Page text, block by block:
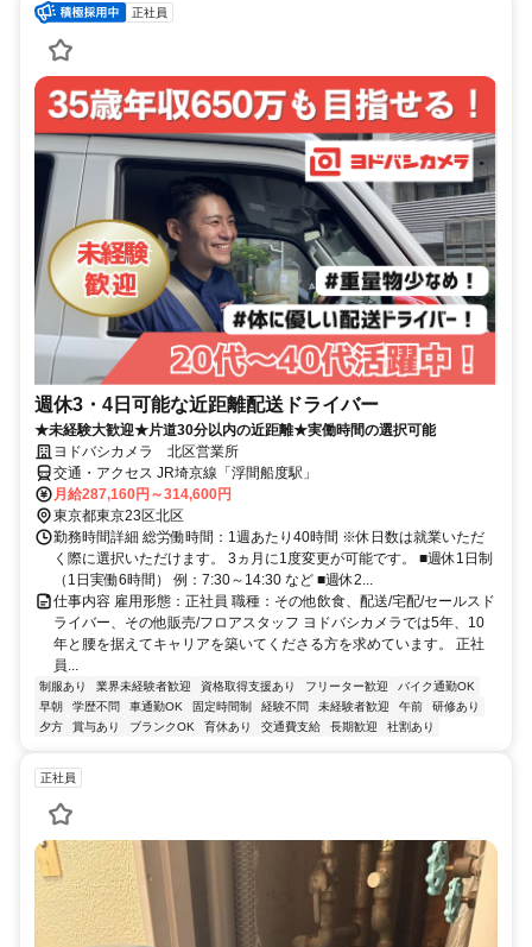
正社員
週休3・4日可能な近距離配送ドライバー
★未経験大歓迎★片道30分以内の近距離★実働時間の選択可能
ヨドバシカメラ 北区営業所
交通・アクセス JR埼京線「浮間船度駅」
月給287,160円～314,600円
東京都東京23区北区
勤務時間詳細 総労働時間：1週あたり40時間 ※休日数は就業いただ
く際に選択いただけます。 3ヵ月に1度変更が可能です。 ■週休1日制
（1日実働6時間） 例：7:30～14:30 など ■週休2...
仕事内容 雇用形態：正社員 職種：その他飲食、配送/宅配/セールスド
ライバー、その他販売/フロアスタッフ ヨドバシカメラでは5年、10
年と腰を据えてキャリアを築いてくださる方を求めています。 正社
員...
制服あり 業界未経験者歓迎 資格取得支援あり フリーター歓迎
バイク通勤OK
早朝
学歴不問 車通勤OK 固定時間制 経験不問 未経験者歓迎 午前
研修あり
夕方
賞与あり ブランクOK 育休あり 交通費支給 長期歓迎 社割あり
正社員